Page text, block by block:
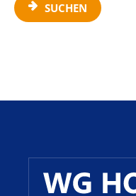
SUCHEN